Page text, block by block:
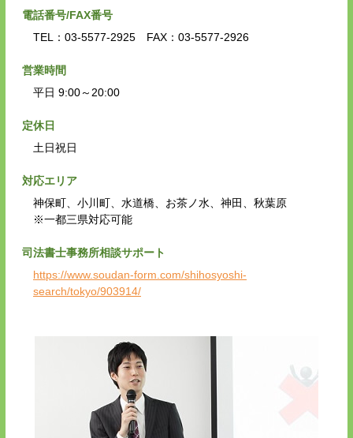
電話番号/FAX番号
TEL：03-5577-2925 FAX：03-5577-2926
営業時間
平日 9:00～20:00
定休日
土日祝日
対応エリア
神保町、小川町、水道橋、お茶ノ水、神田、秋葉原
※一都三県対応可能
司法書士事務所相談サポート
https://www.soudan-form.com/shihosyoshi-
search/tokyo/903914/